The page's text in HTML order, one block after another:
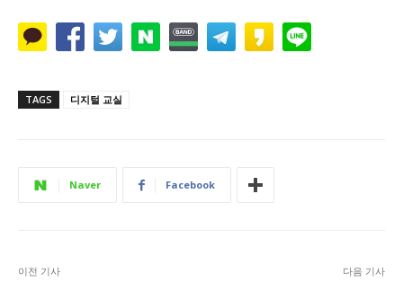
TAGS 디지털 교실
Naver Facebook
이전 기사 다음 기사